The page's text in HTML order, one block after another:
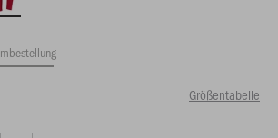
Größentabelle